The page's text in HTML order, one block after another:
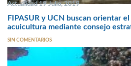
Actualidad 19 Julio, 2019
FIPASUR y UCN buscan orientar
acuicultura mediante consejo
SIN COMENTARIOS